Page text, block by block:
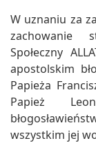
W uznaniu za
zachowanie
Społeczny
apostolskim
Papieża
Papież
wszystkim jej